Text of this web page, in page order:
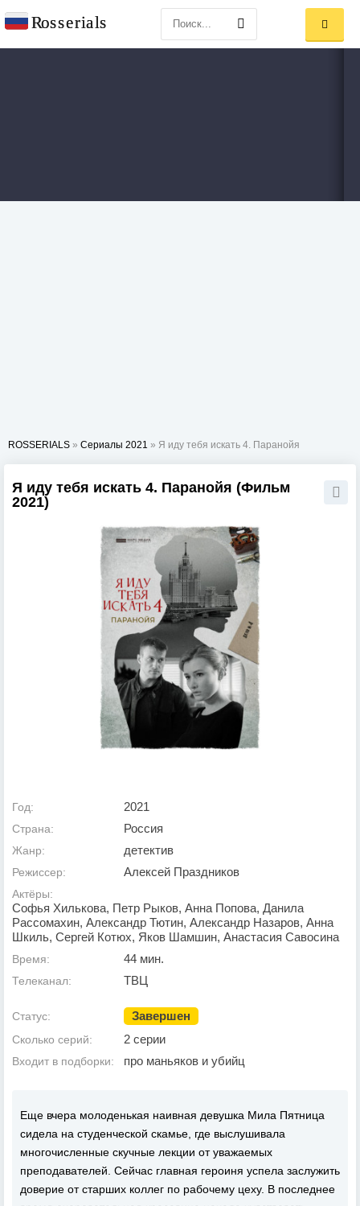
ROSSERIALS » Сериалы 2021 » Я иду тебя искать 4. Паранойя
Я иду тебя искать 4. Паранойя (Фильм
2021)
Год: 2021
Страна: Россия
Жанр: детектив
Режиссер: Алексей Праздников
Актёры:
Софья Хилькова, Петр Рыков, Анна Попова, Данила
Рассомахин, Александр Тютин, Александр Назаров, Анна
Шкиль, Сергей Котюх, Яков Шамшин, Анастасия Савосина
Время: 44 мин.
Телеканал: ТВЦ
Статус: Завершен
Сколько серий: 2 серии
Входит в подборки: про маньяков и убийц
Еще вчера молоденькая наивная девушка Мила Пятница
сидела на студенческой скамье, где выслушивала
многочисленные скучные лекции от уважаемых
преподавателей. Сейчас главная героиня успела заслужить
доверие от старших коллег по рабочему цеху. В последнее